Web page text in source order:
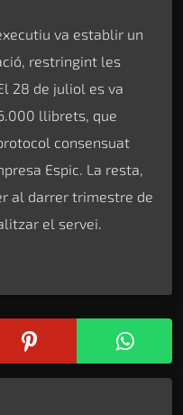
va establir un
restringint les
28 de juliol es va
llibrets, que
consensuat
Espic. La resta,
al darrer trimestre de
el servei.